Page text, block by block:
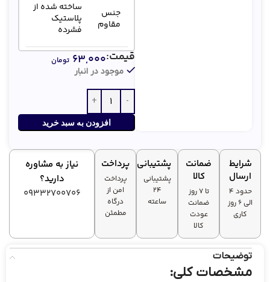
جنس
مقاوم
ساخته شده از
پلاستیک
فشرده
سبک
و
بدون نویز
مکانیکی
موجود در انبار
افزودن به سبد خرید
قیمت:۶۳,۰۰۰ تومان
شرایط
ارسال
حدود 4
الی 6 روز
کاری
ضمانت
کالا
تا ۷ روز
ضمانت
عودت
کالا
پشتیبانی
پشتیبانی
۲۴
ساعته
پرداخت
پرداخت
امن از
درگاه
مطمئن
نیاز به مشاوره
دارید؟
09332700706
توضیحات
مشخصات کلی: